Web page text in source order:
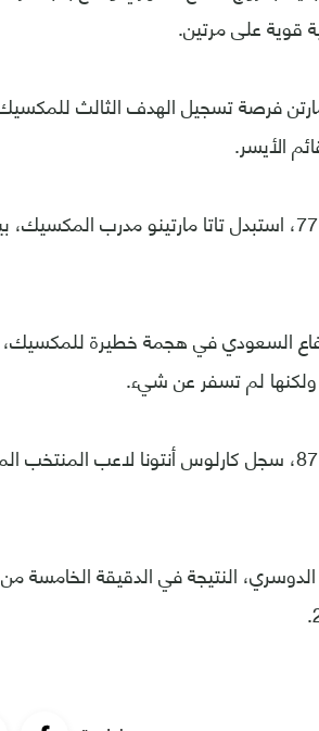
قوية على مرتين.
فرصة تسجيل الهدف الثالث
الأيسر.
وفي الدقيقة 77، استبدل تاتا مارتينو مدرب
السعودي في هجمة خطيرة للمكسيك،
ولكنها لم تسفر عن شيء.
وفي الدقيقة 87، سجل كارلوس أنتونا لاعب
النتيجة في الدقيقة الخامسة من